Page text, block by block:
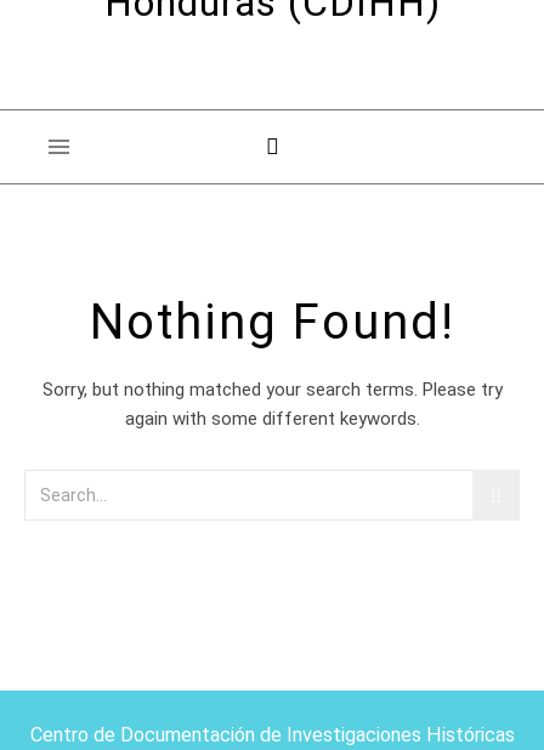
Nothing Found!
Sorry, but nothing matched your search terms. Please try
again with some different keywords.
Centro de Documentación de Investigaciones Históricas